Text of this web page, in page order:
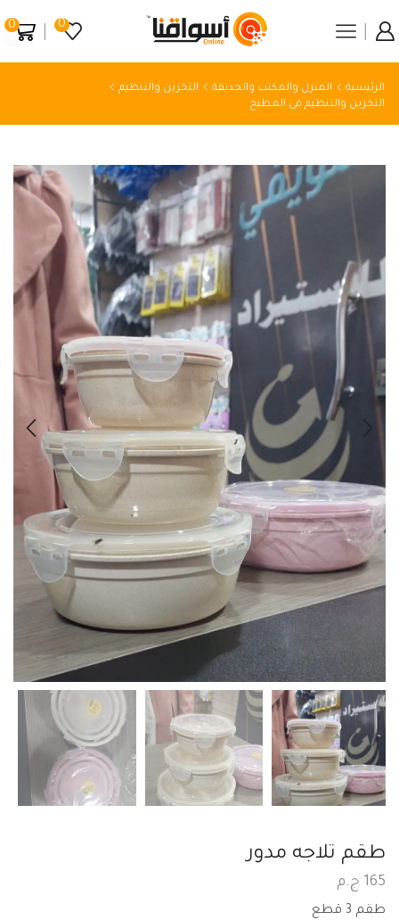
0
0
الرئيسية المنزل والمكتب والحديقة
التخزين والتنظيم
التخزين والتنظيم فى المطبخ
طقم تلاجه مدور
165 ج.م
طقم 3 قطع